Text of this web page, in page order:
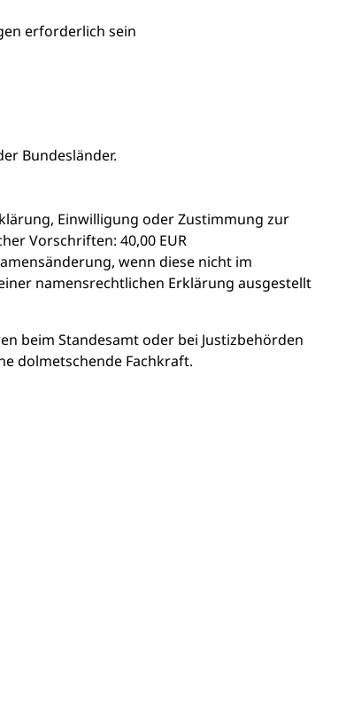
erforderlich sein
Bundesländer.
Einwilligung oder Zustimmung zur
Vorschriften: 40,00 EUR
wenn diese nicht im
namensrechtlichen Erklärung ausgestellt
beim Standesamt oder bei Justizbehörden
dolmetschende Fachkraft.